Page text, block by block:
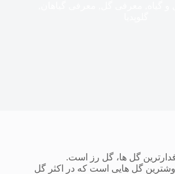
گل ها، گل رز است.
گل هایی است که در اکثر گل